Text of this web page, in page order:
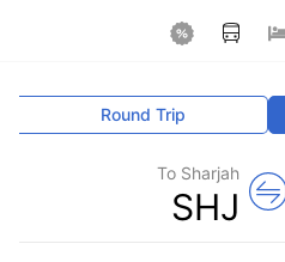
Round Trip
To Sharjah
SHJ